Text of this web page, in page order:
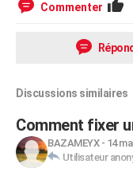
Commenter
Discussions similaires
Comment fixer
BAZAMEYX- 14
Utilisateur